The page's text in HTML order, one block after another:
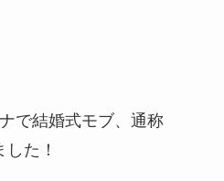
で結婚式モブ、通称
た！